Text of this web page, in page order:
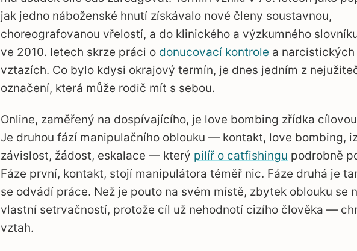
jak jedno náboženské hnutí získávalo nové členy soustavnou,
choreografovanou vřelostí, a do klinického a výzkumného
ve 2010. letech skrze práci o donucovací kontrole a narcistických
vztazích. Co bylo kdysi okrajový termín, je dnes jedním z
označení, která může rodič mít s sebou.
Online, zaměřený na dospívajícího, je love bombing zřídka
Je druhou fází manipulačního oblouku — kontakt, love bombing,
závislost, žádost, eskalace — který pilíř o catfishingu podrobně
Fáze první, kontakt, stojí manipulátora téměř nic. Fáze druhá je
se odvádí práce. Než je pouto na svém místě, zbytek oblouku se
vlastní setrvačností, protože cíl už nehodnotí cizího člověka —
vztah.